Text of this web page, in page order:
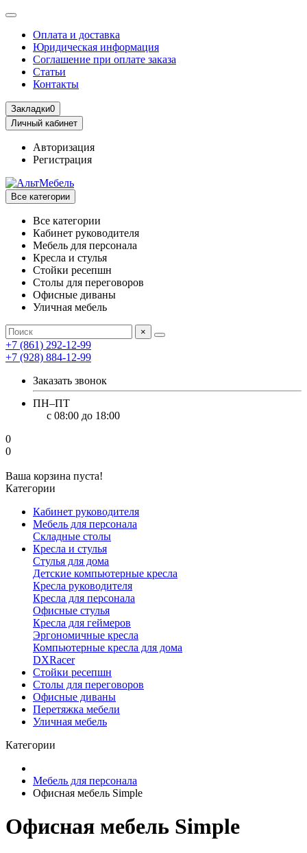
Оплата и доставка
Юридическая информация
Соглашение при оплате заказа
Статьи
Контакты
Закладки0
Личный кабинет
Авторизация
Регистрация
Все категории
Все категории
Кабинет руководителя
Мебель для персонала
Кресла и стулья
Стойки ресепшн
Столы для переговоров
Офисные диваны
Уличная мебель
×
+7 (861) 292-12-99
+7 (928) 884-12-99
Заказать звонок
ПН–ПТ
с 08:00 до 18:00
0
0
Ваша корзина пуста!
Категории
Кабинет руководителя
Мебель для персонала
Складные столы
Кресла и стулья
Стулья для дома
Детские компьютерные кресла
Кресла руководителя
Кресла для персонала
Офисные стулья
Кресла для геймеров
Эргономичные кресла
Компьютерные кресла для дома
DXRacer
Стойки ресепшн
Столы для переговоров
Офисные диваны
Перетяжка мебели
Уличная мебель
Категории
Мебель для персонала
Офисная мебель Simple
Офисная мебель Simple